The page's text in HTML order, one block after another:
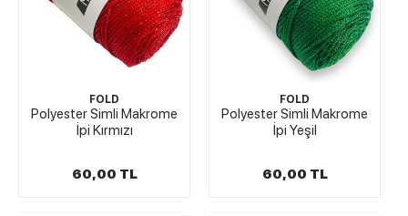
FOLD
Polyester Simli Makrome
İpi Kırmızı
60,00 TL
FOLD
Polyester Simli Makrome
İpi Yeşil
60,00 TL